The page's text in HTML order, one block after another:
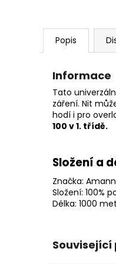
Popis
Informace
Tato
záření. Nit
hodí i pro
100 v 1. třídě.
Složení a
Značka:
Složení: 100%
Délka: 1000